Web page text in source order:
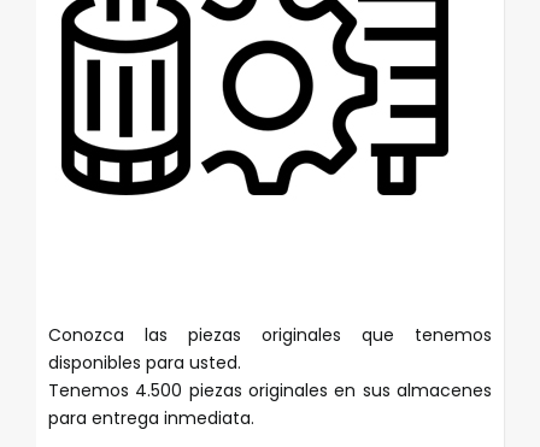
Conozca las piezas originales que tenemos
disponibles para usted.
Tenemos 4.500 piezas originales en sus almacenes
para entrega inmediata.